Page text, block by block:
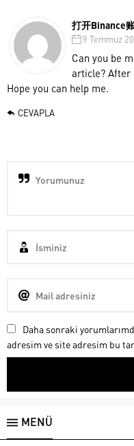
打开Binance
9 Temmuz
Can you be
article? After
Hope you can help me.
CEVAPLA
Daha sonraki
adresim ve site adresim bu
MENÜ